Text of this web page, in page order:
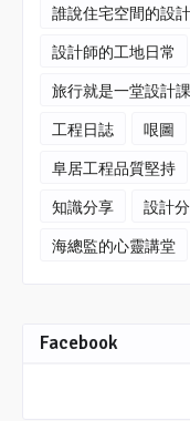
誰說住宅空間的設
設計師的工地日常
旅行就是一堂設計課
工程日誌
哏圖
阜居工程品質堅持
知識分享
設計
海總監的心靈講堂
Facebook